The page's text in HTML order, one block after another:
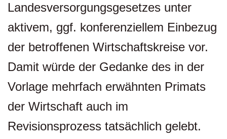
Landesversorgungsgesetzes unter
aktivem, ggf. konferenziellem Einbezug
der betroffenen Wirtschaftskreise vor.
Damit würde der Gedanke des in der
Vorlage mehrfach erwähnten Primats
der Wirtschaft auch im
Revisionsprozess tatsächlich gelebt.